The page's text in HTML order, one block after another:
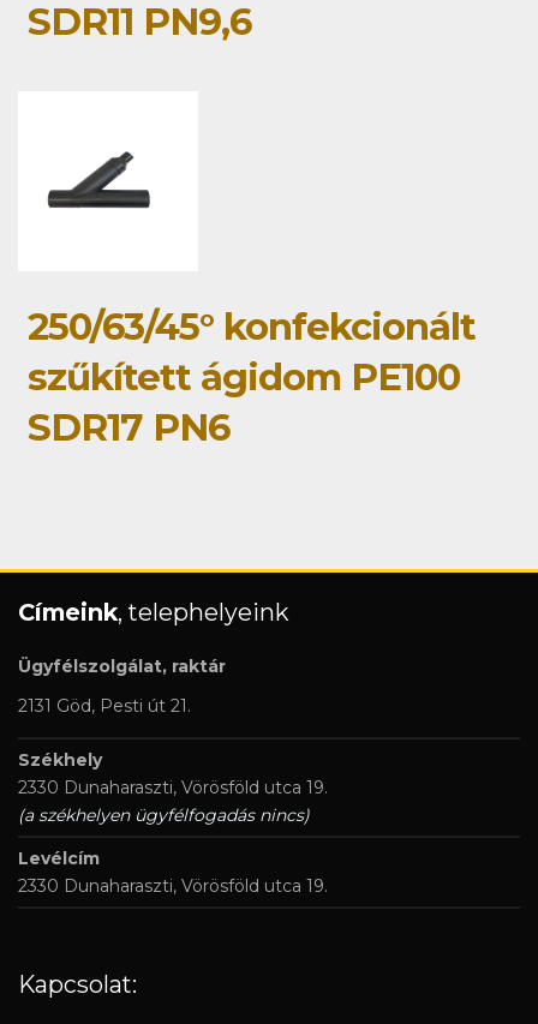
SDR11 PN9,6
250/63/45° konfekcionált
szűkített ágidom PE100
SDR17 PN6
Címeink, telephelyeink
Ügyfélszolgálat, raktár
2131 Göd, Pesti út 21.
Székhely
2330 Dunaharaszti, Vörösföld utca 19.
(a székhelyen ügyfélfogadás nincs)
Levélcím
2330 Dunaharaszti, Vörösföld utca 19.
Kapcsolat: